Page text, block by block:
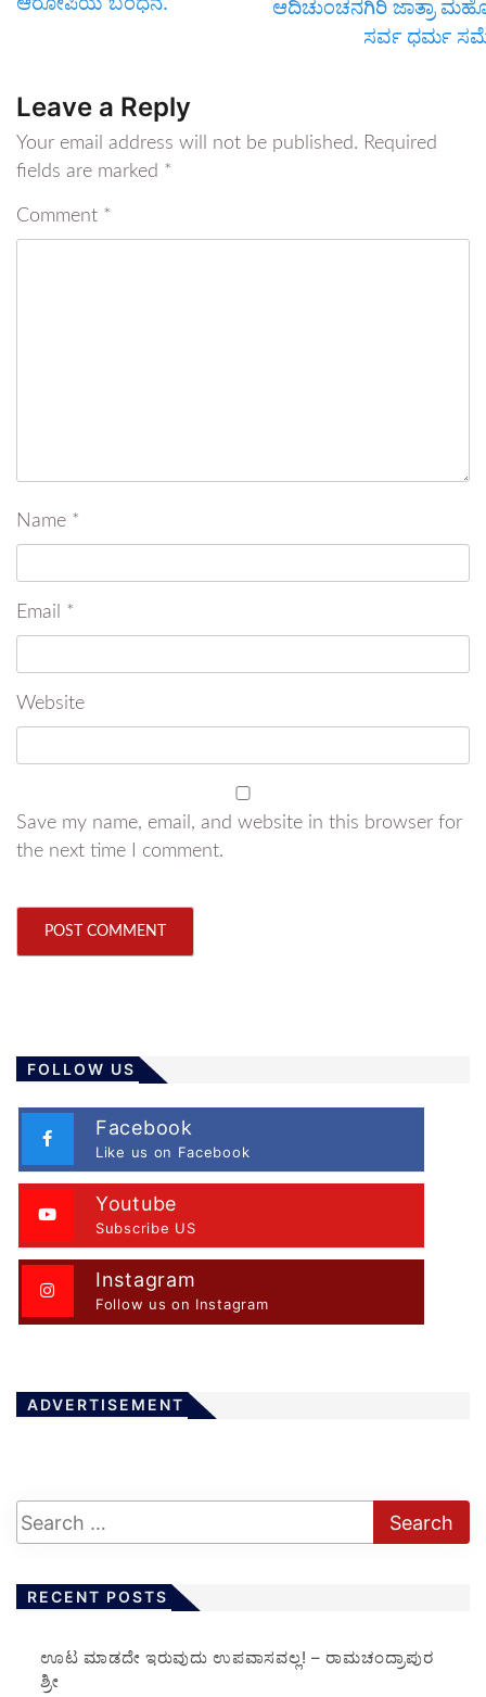
ಆದಿಚುಂಚನಗಿರಿ ಜಾತ್ರಾ
ಸರ್ವ ಧರ್ಮ
Leave a Reply
Your email address will not be published. Required
fields are marked *
Comment *
Name *
Email *
Website
Save my name, email, and website in this browser for
the next time I comment.
FOLLOW US
Facebook
Like us on Facebook
Youtube
Subscribe US
Instagram
Follow us on Instagram
ADVERTISEMENT
RECENT POSTS
ಊಟ ಮಾಡದೇ ಇರುವುದು ಉಪವಾಸವಲ್ಲ! – ರಾಮಚಂದ್ರಾಪುರ
ಶ್ರೀ